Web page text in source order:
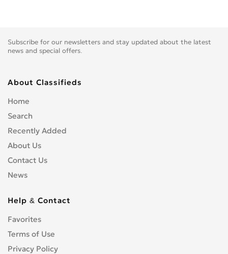
Subscribe for our newsletters and stay updated about the latest
news and special offers.
About Classifieds
Home
Search
Recently Added
About Us
Contact Us
News
Help & Contact
Favorites
Terms of Use
Privacy Policy